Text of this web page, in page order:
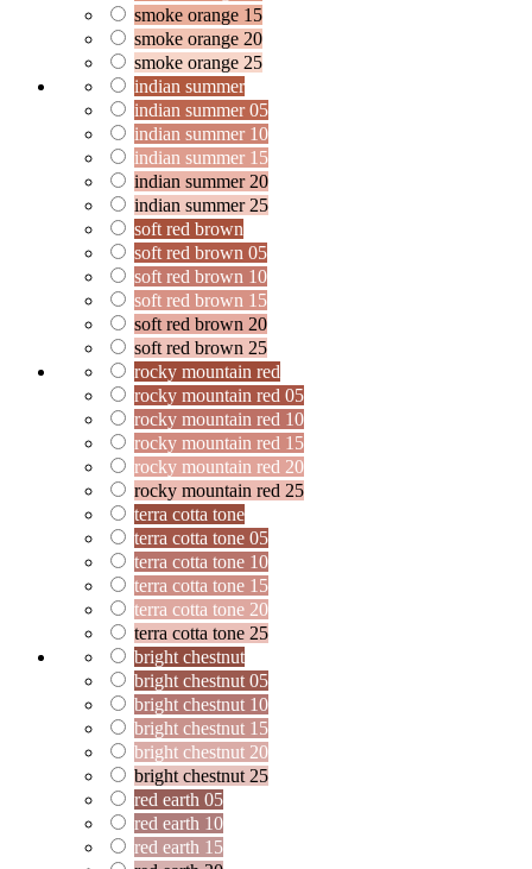
smoke orange 15
smoke orange 20
smoke orange 25
indian summer
indian summer 05
indian summer 10
indian summer 15
indian summer 20
indian summer 25
soft red brown
soft red brown 05
soft red brown 10
soft red brown 15
soft red brown 20
soft red brown 25
rocky mountain red
rocky mountain red 05
rocky mountain red 10
rocky mountain red 15
rocky mountain red 20
rocky mountain red 25
terra cotta tone
terra cotta tone 05
terra cotta tone 10
terra cotta tone 15
terra cotta tone 20
terra cotta tone 25
bright chestnut
bright chestnut 05
bright chestnut 10
bright chestnut 15
bright chestnut 20
bright chestnut 25
red earth 05
red earth 10
red earth 15